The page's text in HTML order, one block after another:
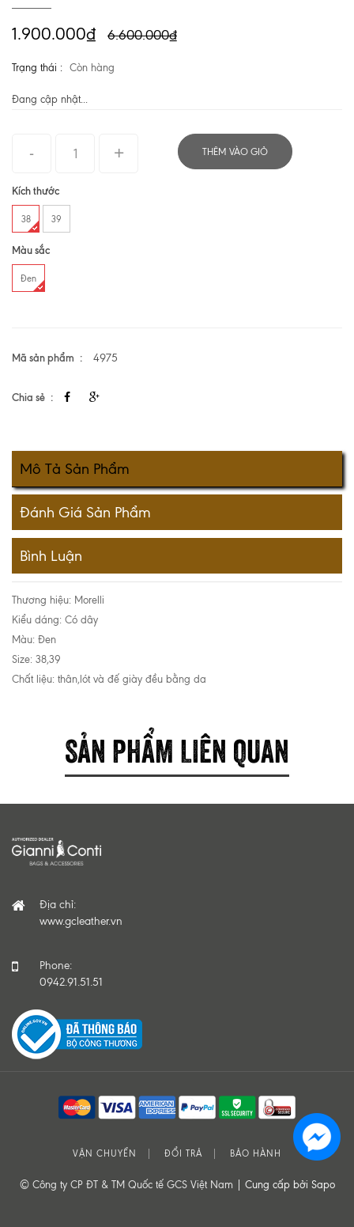
1.900.000₫ 6.600.000₫
Trạng thái : Còn hàng
Đang cập nhật...
Kích thước
38 39
Màu sắc
Đen
THÊM VÀO GIỎ
Mã sản phẩm 4975
Chia sẻ
Mô Tả Sản Phẩm
Đánh Giá Sản Phẩm
Bình Luận
Thương hiệu: Morelli
Kiểu dáng: Có dây
Màu: Đen
Size: 38,39
Chất liệu: thân,lót và đế giày đều bằng da
SẢN PHẨM LIÊN QUAN
Địa chỉ:
www.gcleather.vn
Phone:
0942.91.51.51
VẬN CHUYỂN ĐỔI TRẢ BẢO HÀNH
© Công ty CP ĐT & TM Quốc tế GCS Việt Nam | Cung cấp bởi Sapo